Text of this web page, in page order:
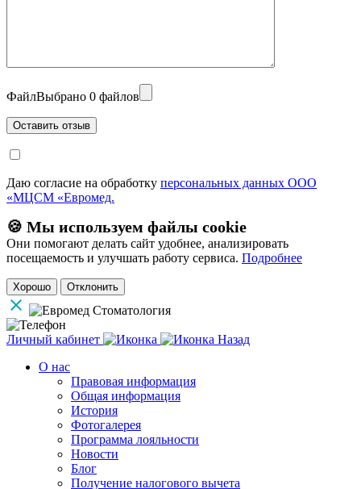
ФайлВыбрано 0 файлов
Даю согласие на обработку персональных данных ООО
«МЦСМ «Евромед.
🍪 Мы используем файлы cookie
Они помогают делать сайт удобнее, анализировать
посещаемость и улучшать работу сервиса. Подробнее
Хорошо Отклонить
Личный кабинет
Назад
О нас
Правовая информация
Общая информация
История
Фотогалерея
Программа лояльности
Новости
Блог
Получение налогового вычета